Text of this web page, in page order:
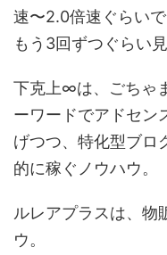
速〜2.0倍速ぐらい
もう3回ずつぐらい見
下克上∞は、ごちゃ
ーワードでアドセン
げつつ、特化型ブロ
的に稼ぐノウハウ。
ルレアプラスは、物
ウ。